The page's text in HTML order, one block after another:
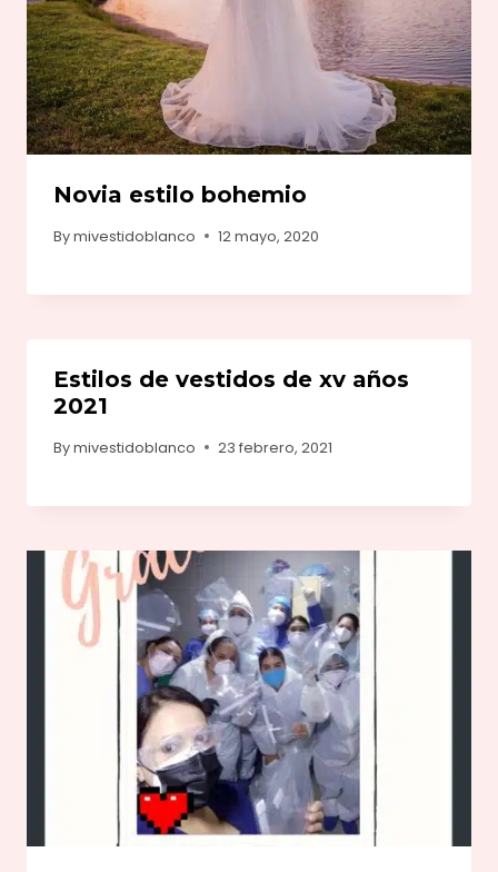
Novia estilo bohemio
Bymivestidoblanco 12 mayo, 2020
Estilos de vestidos de xv años
2021
Bymivestidoblanco 23 febrero, 2021